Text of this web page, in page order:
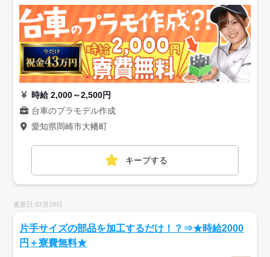
時給 2,000～2,500円
台車のプラモデル作成
愛知県岡崎市大幡町
キープする
更新日:07月28日
片手サイズの部品を加工するだけ！？⇒★時給2000
円＋寮費無料★